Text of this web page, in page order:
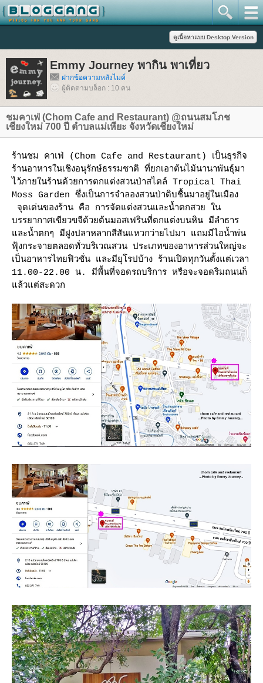
Emmy Journey พากิน พาเที่ยว
ฝากข้อความหลังไมค์
ผู้ติดตามบล็อก : 10 คน
ชมคาเฟ่ (Chom Cafe and Restaurant) @ถนนสมโภช
เชียงใหม่ 700 ปี ตำบลแม่เหียะ จังหวัดเชียงใหม่
ร้านชม คาเฟ่ (Chom Cafe and Restaurant)
เป็นธุรกิจ
ร้านอาหารในเชิงอนุรักษ์ธรรมชาติ ที่ยกเอาต้นไม้นานาพันธุ์มา
ไว้ภายในร้านด้วยการตกแต่งสวนป่าสไตล์ Tropical Thai
Moss Garden ซึ่งเป็นการจำลองสวนป่าดิบชื้นมาอยู่ในเมือง​
จุดเด่นของร้าน คือ การจัดแต่งสวนและน้ำตกสวย ใน
บรรยากาศเขียวขจีด้วยต้นมอสเฟรินที่ตกแต่งบนหิน มีลำธาร
ละน้ำตกๆ มีฝูงปลาหลากสีสันแหวกว่ายไปมา แถมมีไอน้ำพ่น
ฟุ้งกระจายตลอดทั่วบริเวณสวน ประเภทของอาหารส่วนใหญ่จะ
เป็นอาหารไทยฟิวชั่น และมียุโรปบ้าง ร้านเปิดทุกวันตั้งแต่เวลา
11.00-22.00 น. มีพื้นที่จอดรถบริการ หรือจะจอดริมถนนก็
ล้วแต่สะดวก